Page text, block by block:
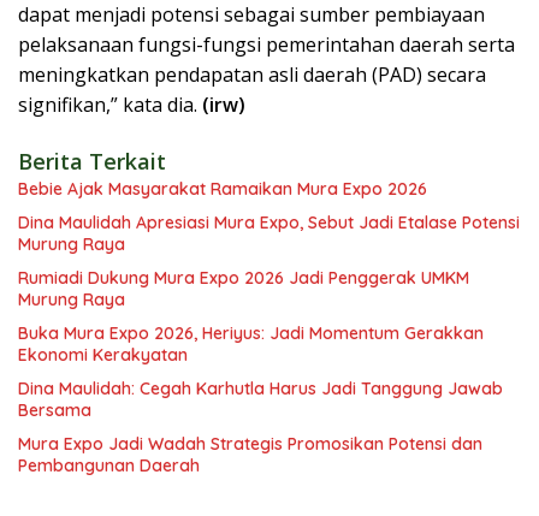
dapat menjadi potensi sebagai sumber pembiayaan
pelaksanaan fungsi-fungsi pemerintahan daerah serta
meningkatkan pendapatan asli daerah (PAD) secara
signifikan,” kata dia. (irw)
Berita Terkait
Bebie Ajak Masyarakat Ramaikan Mura Expo 2026
Dina Maulidah Apresiasi Mura Expo, Sebut Jadi Etalase Potensi
Murung Raya
Rumiadi Dukung Mura Expo 2026 Jadi Penggerak UMKM
Murung Raya
Buka Mura Expo 2026, Heriyus: Jadi Momentum Gerakkan
Ekonomi Kerakyatan
Dina Maulidah: Cegah Karhutla Harus Jadi Tanggung Jawab
Bersama
Mura Expo Jadi Wadah Strategis Promosikan Potensi dan
Pembangunan Daerah